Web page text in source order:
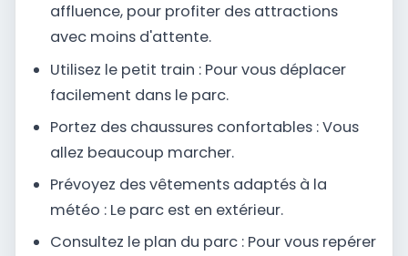
affluence, pour profiter des attractions
avec moins d'attente.
Utilisez le petit train : Pour vous déplacer
facilement dans le parc.
Portez des chaussures confortables : Vous
allez beaucoup marcher.
Prévoyez des vêtements adaptés à la
météo : Le parc est en extérieur.
Consultez le plan du parc : Pour vous repérer